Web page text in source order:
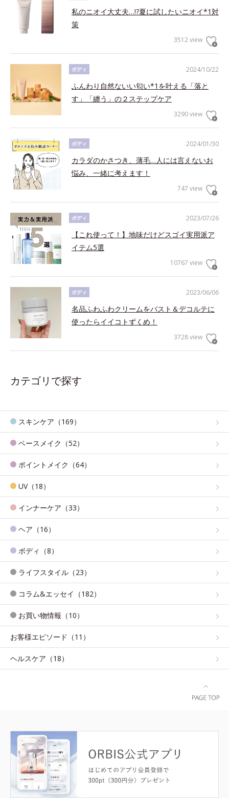
私のニオイ大丈夫…!?夏に試したいニオイ*1対
策
3512 view
2024/10/22
ボディ
ふんわり自然ないい匂い*1を叶える「落と
す」「纏う」の２ステップケア
3290 view
2024/01/30
ボディ
カラダのかさつき、薄毛…人には言えないお
悩み、一緒に考えます！
747 view
2023/07/26
ボディ
【これ使って！】地味だけどスゴイ実用派ア
イテム5選
10767 view
2023/06/06
ボディ
名品ふわふわクリームをバスト＆デコルテに
使ったらイイコトずくめ！
3728 view
カテゴリで探す
スキンケア（169）
ベースメイク（52）
ポイントメイク（64）
UV（18）
インナーケア（33）
ヘア（16）
ボディ（8）
ライフスタイル（23）
コラム&エッセイ（182）
お買い物情報（10）
お客様エピソード（11）
ヘルスケア（18）